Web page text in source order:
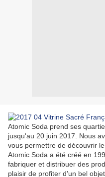
Atomic Soda prend ses
jusqu'au 20 juin 2017. Nous
vous permettre de découvrir
Atomic Soda a été créé en
fabriquer et distribuer des
plaisir de profiter d'un bel objet.